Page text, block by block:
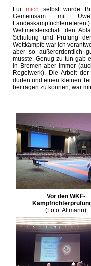
Fürmich
selbst wurde
Gemeinsam mit Uwe
Weltmeisterschaft den
Schulung und Prüfung
Wettkämpfe war ich
aber so außerordentlich
musste. Genug zu tun gab
in Bremen aber immer
Regelwerk). Die Arbeit der
dürfen und einen kleinen
beitragen zu können, war
Vor den WKF-
(Foto: Altmann)